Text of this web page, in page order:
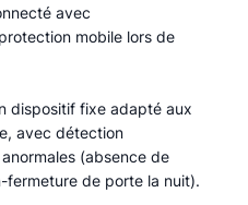
avec
mobile lors de
dispositif fixe adapté aux
avec détection
(absence de
fermeture de porte la nuit).